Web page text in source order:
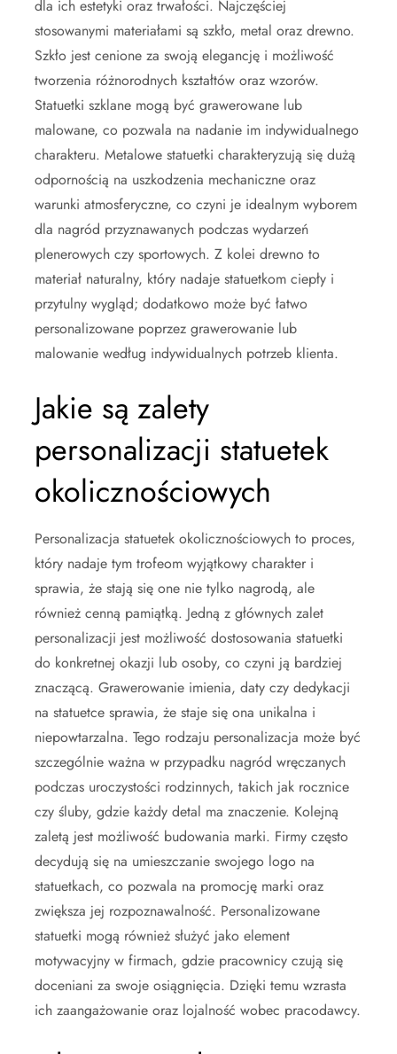
dla ich estetyki oraz trwałości. Najczęściej
stosowanymi materiałami są szkło, metal oraz drewno.
Szkło jest cenione za swoją elegancję i możliwość
tworzenia różnorodnych kształtów oraz wzorów.
Statuetki szklane mogą być grawerowane lub
malowane, co pozwala na nadanie im indywidualnego
charakteru. Metalowe statuetki charakteryzują się dużą
odpornością na uszkodzenia mechaniczne oraz
warunki atmosferyczne, co czyni je idealnym wyborem
dla nagród przyznawanych podczas wydarzeń
plenerowych czy sportowych. Z kolei drewno to
materiał naturalny, który nadaje statuetkom ciepły i
przytulny wygląd; dodatkowo może być łatwo
personalizowane poprzez grawerowanie lub
malowanie według indywidualnych potrzeb klienta.
Jakie są zalety
personalizacji statuetek
okolicznościowych
Personalizacja statuetek okolicznościowych to proces,
który nadaje tym trofeom wyjątkowy charakter i
sprawia, że stają się one nie tylko nagrodą, ale
również cenną pamiątką. Jedną z głównych zalet
personalizacji jest możliwość dostosowania statuetki
do konkretnej okazji lub osoby, co czyni ją bardziej
znaczącą. Grawerowanie imienia, daty czy dedykacji
na statuetce sprawia, że staje się ona unikalna i
niepowtarzalna. Tego rodzaju personalizacja może być
szczególnie ważna w przypadku nagród wręczanych
podczas uroczystości rodzinnych, takich jak rocznice
czy śluby, gdzie każdy detal ma znaczenie. Kolejną
zaletą jest możliwość budowania marki. Firmy często
decydują się na umieszczanie swojego logo na
statuetkach, co pozwala na promocję marki oraz
zwiększa jej rozpoznawalność. Personalizowane
statuetki mogą również służyć jako element
motywacyjny w firmach, gdzie pracownicy czują się
doceniani za swoje osiągnięcia. Dzięki temu wzrasta
ich zaangażowanie oraz lojalność wobec pracodawcy.